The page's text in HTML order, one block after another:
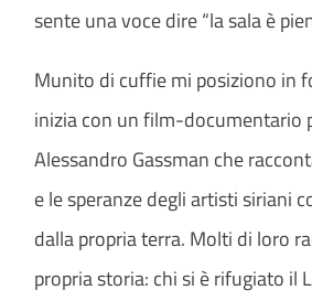
sente una voce dire “la sala è
Munito di cuffie mi posiziono in
inizia con un film-documentario
Alessandro Gassman che
e le speranze degli artisti siriani
dalla propria terra. Molti di loro
propria storia: chi si è rifugiato il